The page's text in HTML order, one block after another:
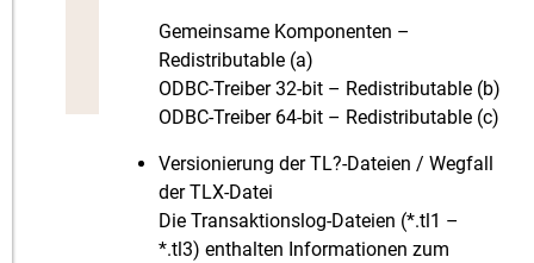
Gemeinsame Komponenten –
Redistributable (a)
ODBC-Treiber 32-bit – Redistributable (b)
ODBC-Treiber 64-bit – Redistributable (c)
Versionierung der TL?-Dateien / Wegfall
der TLX-Datei
Die Transaktionslog-Dateien (*.tl1 –
*.tl3) enthalten Informationen zum